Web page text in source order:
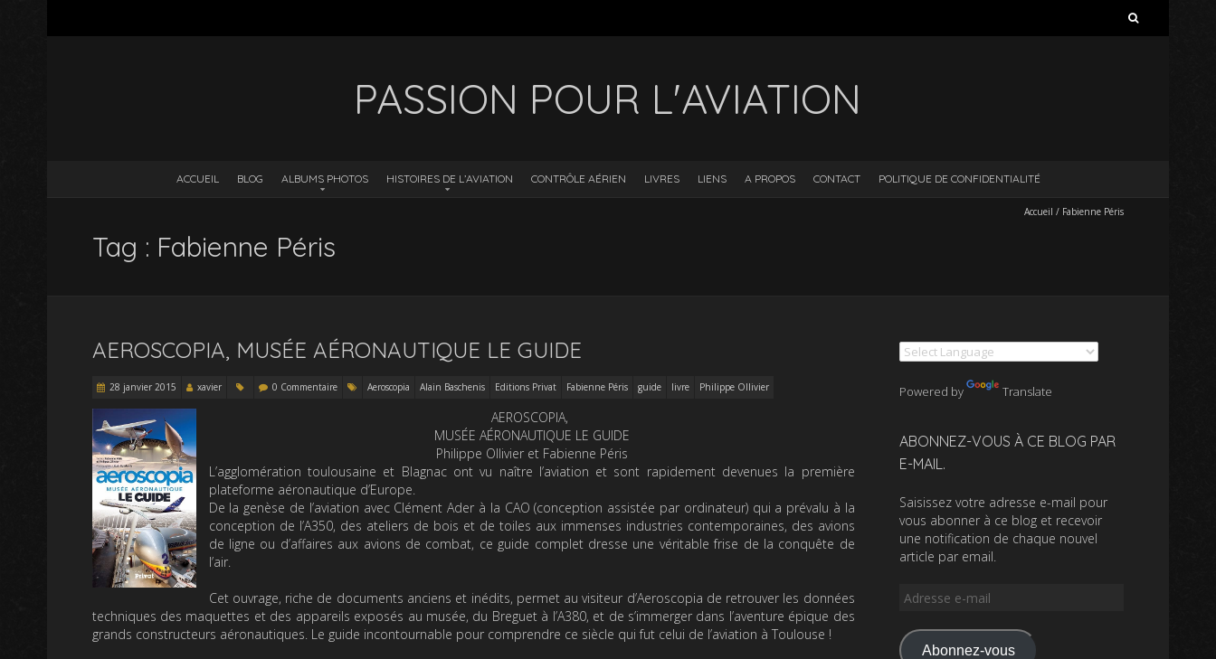
PASSION POUR L'AVIATION
ACCUEIL BLOG ALBUMS PHOTOS HISTOIRES DE L’AVIATION CONTRÔLE AÉRIEN LIVRES LIENS A PROPOS CONTACT POLITIQUE DE CONFIDENTIALITÉ
Accueil / Fabienne Péris
Tag : Fabienne Péris
AEROSCOPIA, MUSÉE AÉRONAUTIQUE LE GUIDE
28 janvier 2015 xavier 0 Commentaire Aeroscopia Alain Baschenis Editions Privat Fabienne Péris guide livre Philippe Ollivier
AEROSCOPIA,
MUSÉE AÉRONAUTIQUE LE GUIDE
Philippe Ollivier et Fabienne Péris
L’agglomération toulousaine et Blagnac ont vu naître l’aviation et sont rapidement devenues la première
plateforme aéronautique d’Europe.
De la genèse de l’aviation avec Clément Ader à la CAO (conception assistée par ordinateur) qui a prévalu à la
conception de l’A350, des ateliers de bois et de toiles aux immenses industries contemporaines, des avions
de ligne ou d’affaires aux avions de combat, ce guide complet dresse une véritable frise de la conquête de
l’air.
Cet ouvrage, riche de documents anciens et inédits, permet au visiteur d’Aeroscopia de retrouver les données
techniques des maquettes et des appareils exposés au musée, du Breguet à l’A380, et de s’immerger dans l’aventure épique des
grands constructeurs aéronautiques. Le guide incontournable pour comprendre ce siècle qui fut celui de l’aviation à Toulouse !
Powered by Translate
ABONNEZ-VOUS À CE BLOG PAR
E-MAIL.
Saisissez votre adresse e-mail pour
vous abonner à ce blog et recevoir
une notification de chaque nouvel
article par email.
Adresse
mail
Abonnez-vous